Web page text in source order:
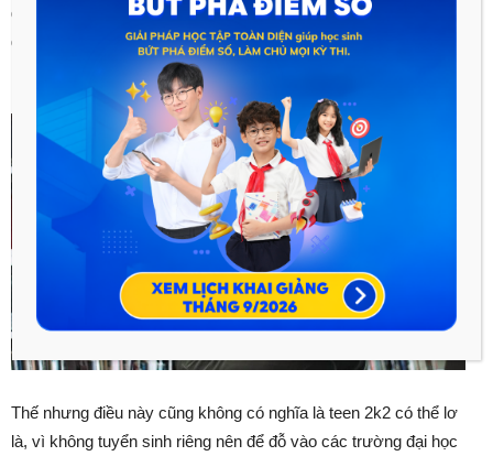
giờ
có thể yên tâm vì các trường top đầu tuy được
giao quyền tự chủ nhưng khả năng họ tổ chức tuyển sinh riêng
Thế nhưng điều này cũng không có nghĩa là teen 2k2 có thể lơ
là, vì không tuyển sinh riêng nên để đỗ vào các trường đại học